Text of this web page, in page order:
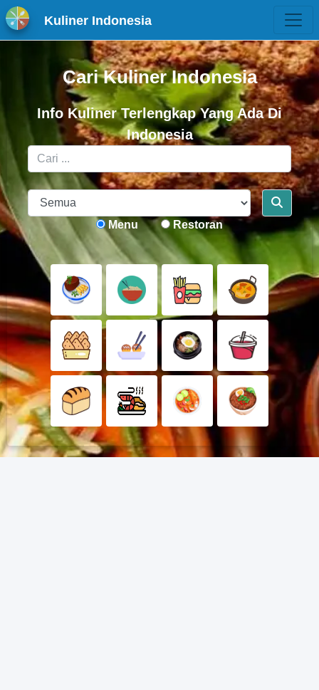
Kuliner Indonesia
Cari Kuliner Indonesia
Info Kuliner Terlengkap Yang Ada Di
Indonesia
Menu Restoran